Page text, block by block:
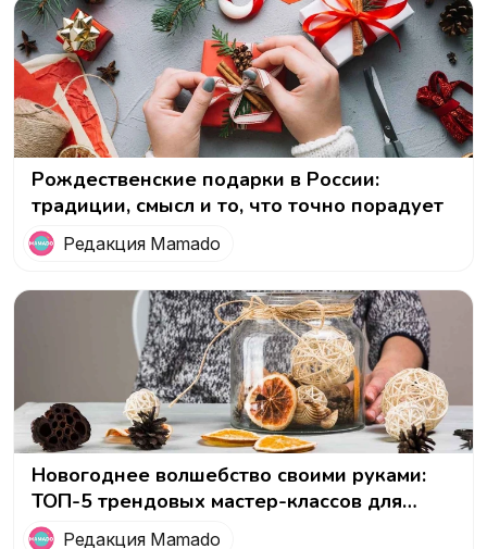
Рождественские подарки в России:
традиции, смысл и то, что точно порадует
Редакция Mamado
Новогоднее волшебство своими руками:
ТОП-5 трендовых мастер-классов для
женщин на Рождество
Редакция Mamado